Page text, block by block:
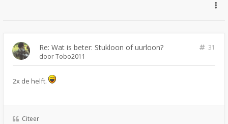
Re: Wat is beter: Stukloon of uurloon?
31
doorTobo2011
2x de helft.
Citeer